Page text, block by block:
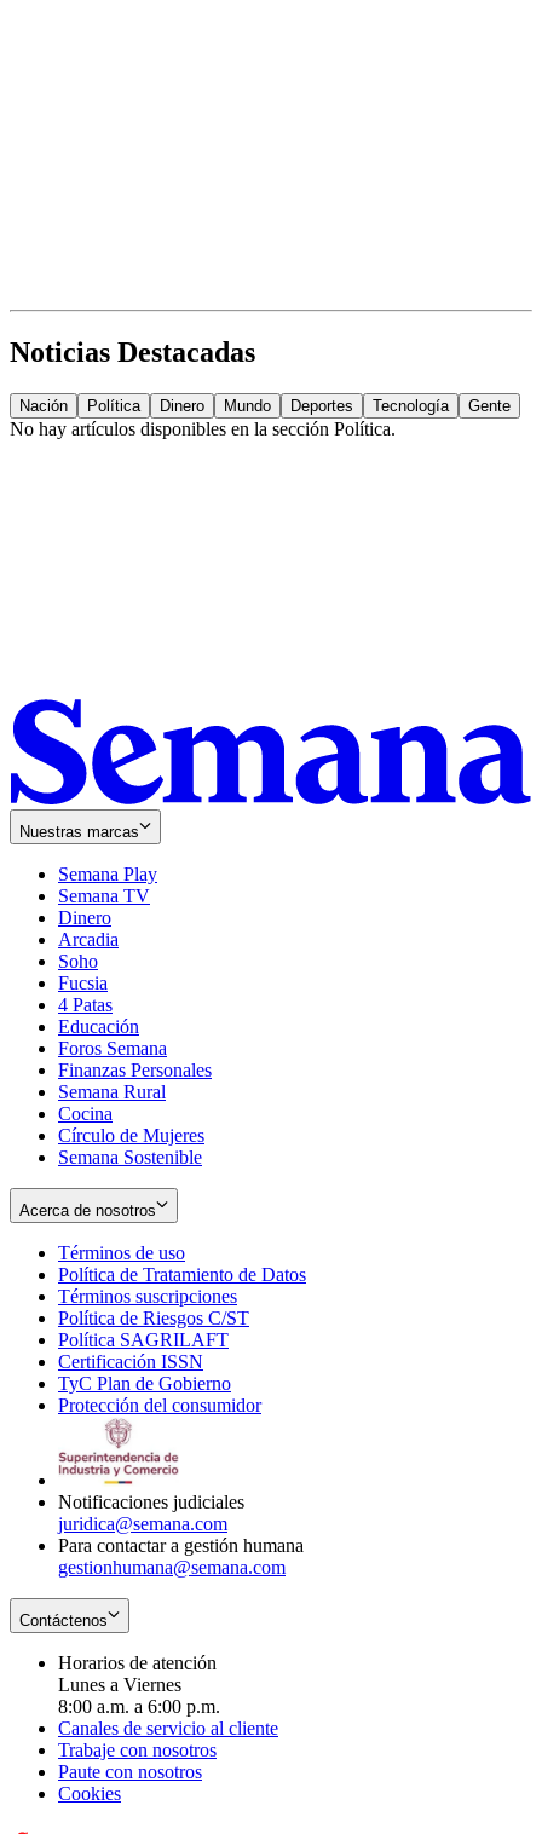
Noticias Destacadas
Nación Política Dinero Mundo Deportes Tecnología Gente
No hay artículos disponibles en la sección Política.
Nuestras marcas
Semana Play
Semana TV
Dinero
Arcadia
Soho
in
new
window
Fucsia
in
new
window
4 Patas
Educación
Foros Semana
Finanzas Personales
Semana Rural
Cocina
Círculo de Mujeres
Semana Sostenible
Acerca de nosotros
Términos de uso
in
new
window
Política de Tratamiento de Datos
Términos suscripciones
in
Política de Riesgos C/ST
Política SAGRILAFT
new
window
Certificación ISSN
in
new
TyC Plan de Gobierno
in
Protección del consumidorOpens
Notificaciones judiciales
juridica@semana.com
Para contactar a gestión humana
gestionhumana@semana.com
Contáctenos
Horarios de atención
Lunes a Viernes
8:00 a.m. a 6:00 p.m.
Canales de servicio al cliente
Trabaje con nosotros
Paute con nosotros
Cookies